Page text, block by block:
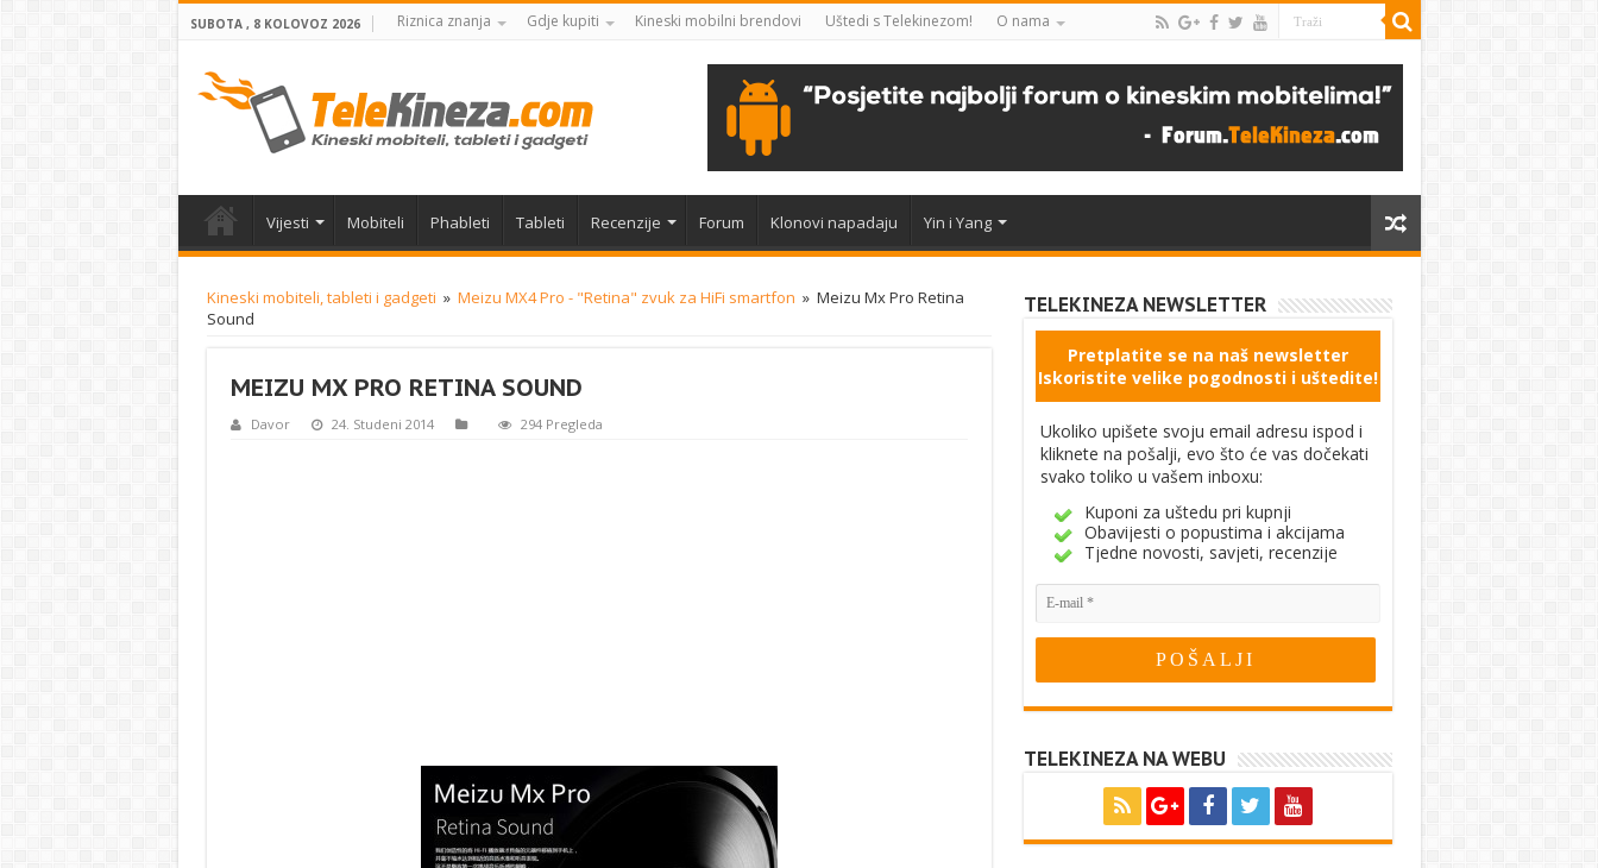
SUBOTA , 8 KOLOVOZ 2026 Riznica znanja Gdje kupiti Kineski mobilni brendovi Uštedi s Telekinezom! O nama
Vijesti Mobiteli Phableti Tableti Recenzije Forum Klonovi napadaju Yin i Yang
Kineski mobiteli, tableti i gadgeti » Meizu MX4 Pro - "Retina" zvuk za HiFi smartfon » Meizu Mx Pro Retina
Sound
MEIZU MX PRO RETINA SOUND
Davor 24. Studeni 2014 294 Pregleda
TELEKINEZA NEWSLETTER
Pretplatite se na naš newsletter
Iskoristite velike pogodnosti i uštedite!
Ukoliko upišete svoju email adresu ispod i
kliknete na pošalji, evo što će vas dočekati
svako toliko u vašem inboxu:
Kuponi za uštedu pri kupnji
Obavijesti o popustima i akcijama
Tjedne novosti, savjeti, recenzije
TELEKINEZA NA WEBU